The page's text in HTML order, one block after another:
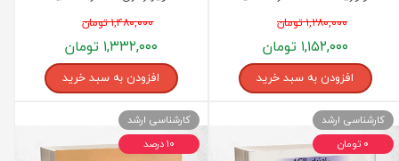
۱,۲۸۰,۰۰۰ تومان
۱,۱۵۲,۰۰۰ تومان
افزودن به سبد خرید
۱,۴۸۰,۰۰۰ تومان
۱,۳۳۲,۰۰۰ تومان
افزودن به سبد خرید
کارشناسی ارشد
۰ تومان
کارشناسی ارشد
۱۰ درصد